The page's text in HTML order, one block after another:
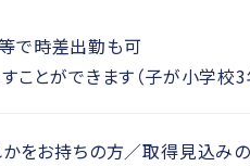
で時差出勤も可
とができます（子が小学校3
かをお持ちの方／取得見込み